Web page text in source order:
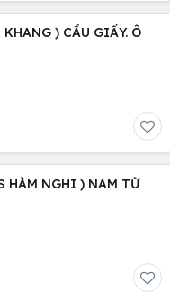
) CẦU GIẤY. Ô
HÀM NGHI ) NAM TỪ